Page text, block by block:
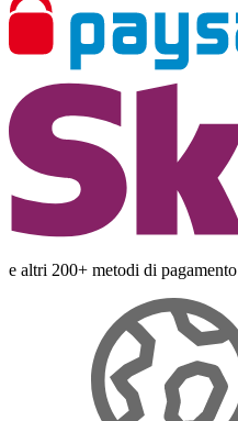
e altri 200+ metodi di pagamento